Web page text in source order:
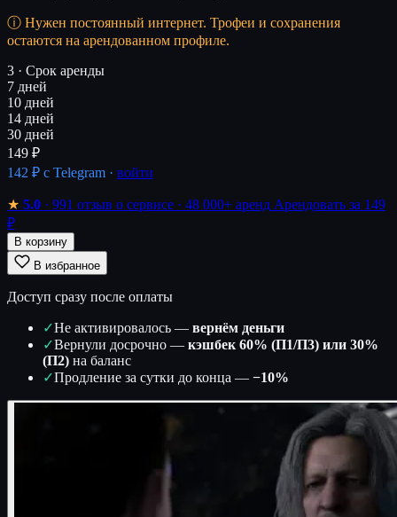
Нужен постоянный интернет. Трофеи и сохранения
остаются на арендованном профиле.
3 · Срок аренды
7 дней
10 дней
14 дней
30 дней
149 ₽
142 ₽ с Telegram · войти
★ 5.0 · 991 отзыв о сервисе · 48 000+ аренд Арендовать за 149
₽
В корзину
В избранное
Доступ сразу после оплаты
✓Не активировалось — вернём деньги
✓Вернули досрочно — кэшбек 60% (П1/П3) или 30%
(П2) на баланс
✓Продление за сутки до конца — −10%